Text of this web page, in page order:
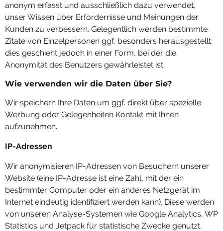
anonym erfasst und ausschließlich dazu verwendet,
unser Wissen über Erfordernisse und Meinungen der
Kunden zu verbessern. Gelegentlich werden bestimmte
Zitate von Einzelpersonen ggf. besonders herausgestellt;
dies geschieht jedoch in einer Form, bei der die
Anonymität des Benutzers gewährleistet ist.
Wie verwenden wir die Daten über Sie?
Wir speichern Ihre Daten um ggf. direkt über spezielle
Werbung oder Gelegenheiten Kontakt mit Ihnen
aufzunehmen.
IP-Adressen
Wir anonymisieren IP-Adressen von Besuchern unserer
Website (eine IP-Adresse ist eine Zahl, mit der ein
bestimmter Computer oder ein anderes Netzgerät im
Internet eindeutig identifiziert werden kann). Diese werden
von unseren Analyse-Systemen wie Google Analytics, WP
Statistics und Jetpack für statistische Zwecke genutzt.